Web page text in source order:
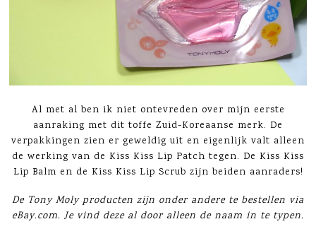
Al met al ben ik niet ontevreden over mijn eerste
aanraking met dit toffe Zuid-Koreaanse merk. De
verpakkingen zien er geweldig uit en eigenlijk valt alleen
de werking van de Kiss Kiss Lip Patch tegen. De Kiss Kiss
Lip Balm en de Kiss Kiss Lip Scrub zijn beiden aanraders!
De Tony Moly producten zijn onder andere te bestellen via
eBay.com. Je vind deze al door alleen de naam in te typen.